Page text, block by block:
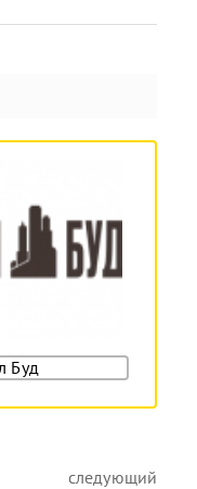
Буд
следующий